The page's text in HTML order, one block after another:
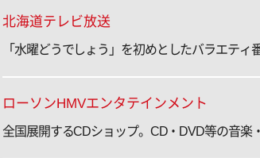
北海道テレビ放送
「水曜どうでしょう」を初めとしたバラエテ
ローソンHMVエンタテインメント
全国展開するCDショップ。CD・DVD等の音楽